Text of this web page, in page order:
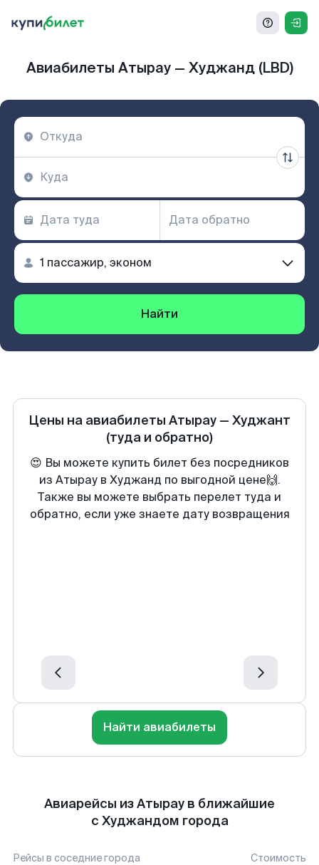
Авиабилеты Атырау — Худжанд (LBD)
Найти
Цены на авиабилеты Атырау — Худжант
(туда и обратно)
😍 Вы можете купить билет без посредников
из Атырау в Худжанд по выгодной цене🙌.
Также вы можете выбрать перелет туда и
обратно, если уже знаете дату возвращения
Найти авиабилеты
Авиарейсы из Атырау в ближайшие
с Худжандом города
Рейсы в соседние города Стоимость